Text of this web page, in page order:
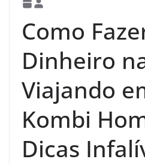
Como
Dinheiro
Viajando
Kombi
Dicas